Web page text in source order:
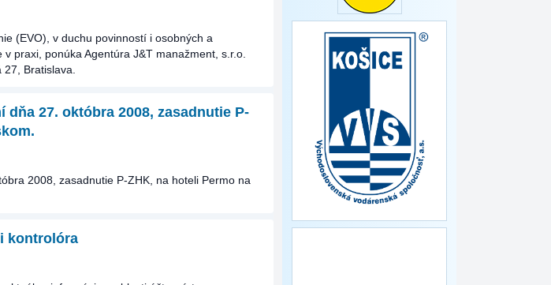
(EVO), v duchu povinností i osobných a
praxi, ponúka Agentúra J&T manažment, s.r.o.
Bratislava.
27. októbra 2008, zasadnutie P-
2008, zasadnutie P-ZHK, na hoteli Permo na
kontrolóra